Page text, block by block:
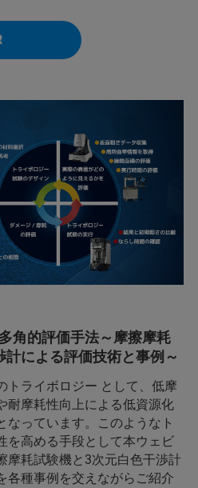
角的評価手法～摩擦摩耗
による評価技術と事例～
トライボロジー として、低摩
耐摩耗性向上による低資源化
なっています。このようなト
を高める手段として本ウェビ
摩耗試験機と3次元白色干渉計
各種事例を交えながらご紹介